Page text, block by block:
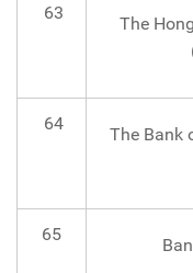
63
The
64
The Bank
65